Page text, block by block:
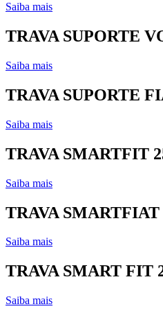
Saiba mais
TRAVA SUPORTE
Saiba mais
TRAVA SUPORTE
Saiba mais
TRAVA SMARTFIT
Saiba mais
TRAVA SMARTFIAT
Saiba mais
TRAVA SMART FIT
Saiba mais